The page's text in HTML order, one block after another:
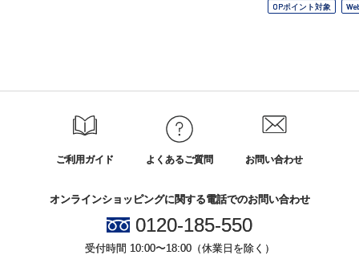
OPポイント対象
ご利用ガイド よくあるご質問 お問い合わせ
オンラインショッピングに関する電話でのお問い合わせ
0120-185-550
受付時間 10:00〜18:00（休業日を除く）